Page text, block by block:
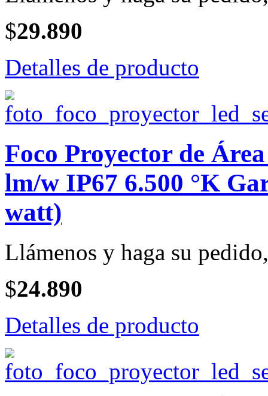
$29.890
Detalles de producto
Foco Proyector de
lm/w IP67 6.500 °K
watt)
Llámenos y haga su
$24.890
Detalles de producto